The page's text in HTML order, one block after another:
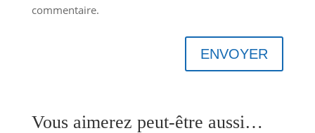
commentaire.
ENVOYER
Vous aimerez peut-être aussi…